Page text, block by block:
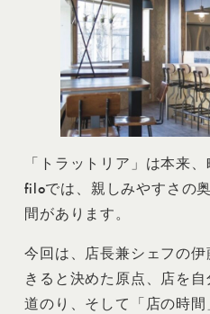
「トラットリア」は本来
filoでは、親しみやすさの
間があります。
今回は、店長兼シェフの
きると決めた原点、店を
道のり、そして「店の時